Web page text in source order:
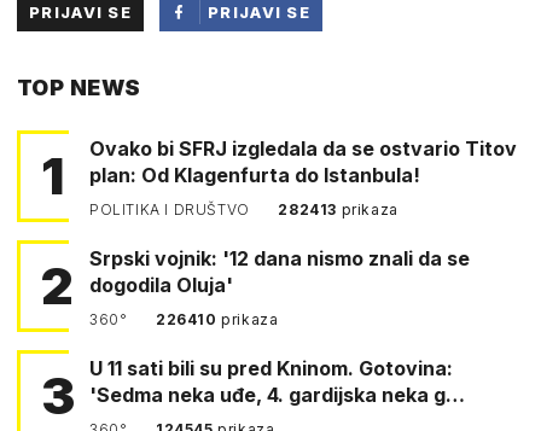
PRIJAVI SE
PRIJAVI SE
TOP NEWS
1
Ovako bi SFRJ izgledala da se ostvario Titov
plan: Od Klagenfurta do Istanbula!
POLITIKA I DRUŠTVO 282413 prikaza
2
Srpski vojnik: '12 dana nismo znali da se
dogodila Oluja'
360° 226410prikaza
3
U 11 sati bili su pred Kninom. Gotovina:
'Sedma neka uđe, 4. gardijska neka g…